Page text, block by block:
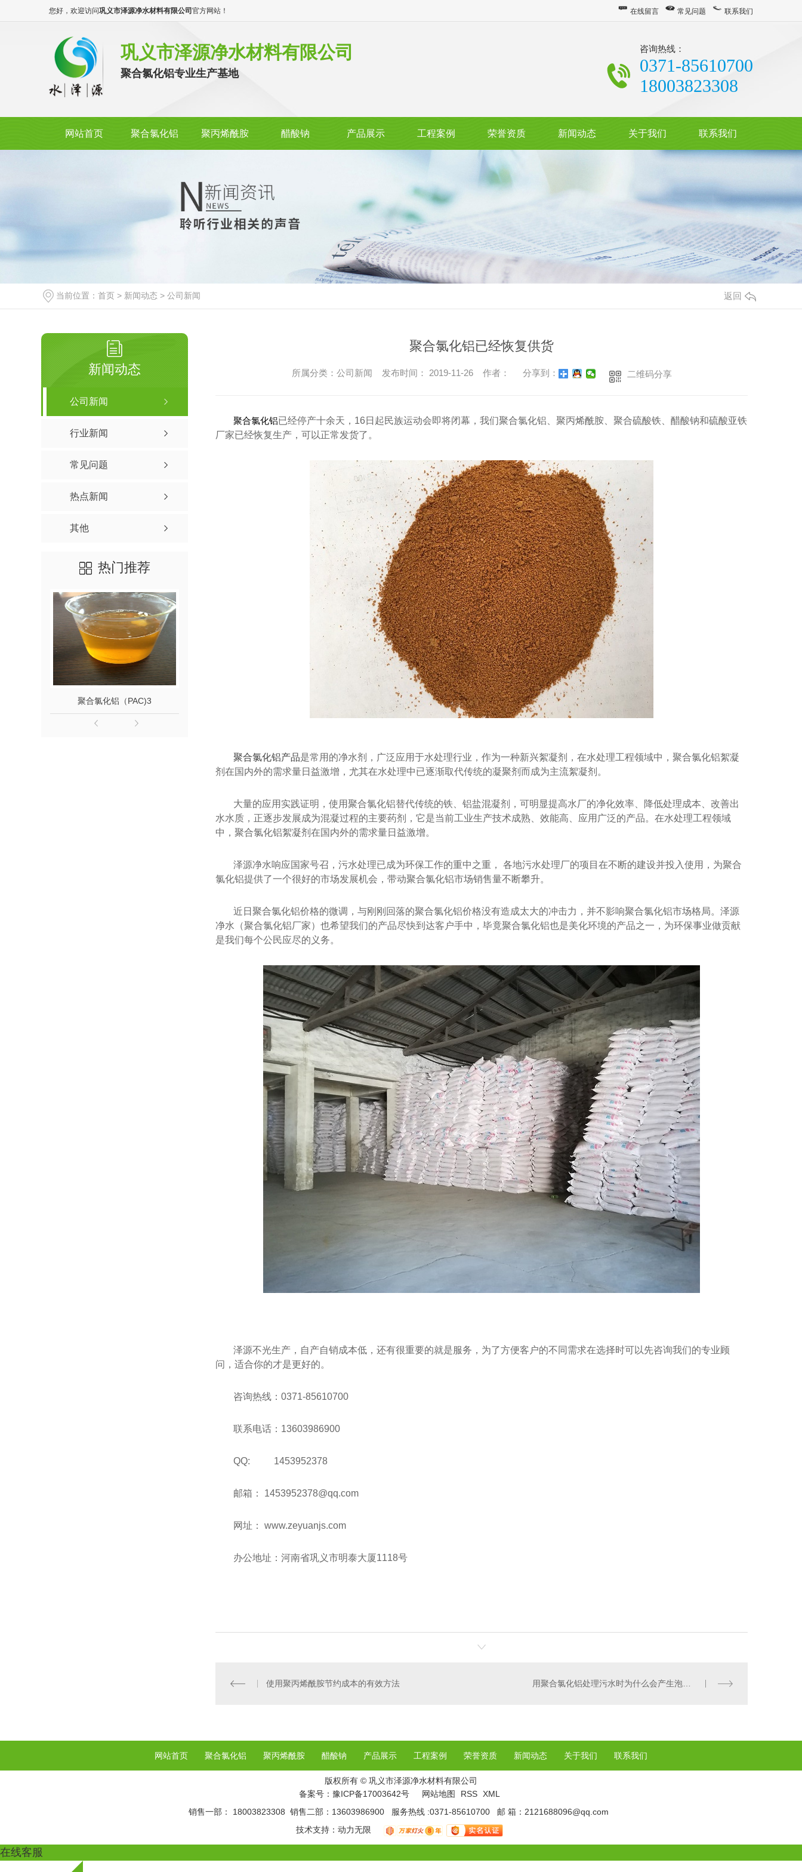
您好，欢迎访问巩义市泽源净水材料有限公司 官方网站！ 在线留言 常见问题 联系我们
巩义市泽源净水材料有限公司
聚合氯化铝专业生产基地
咨询热线：
0371-85610700
18003823308
网站首页 聚合氯化铝 聚丙烯酰胺 醋酸钠 产品展示 工程案例 荣誉资质 新闻动态 关于我们 联系我们
当前位置： 首页 > 新闻动态 > 公司新闻 返回
新闻动态
公司新闻
行业新闻
常见问题
热点新闻
其他
热门推荐
聚合氯化铝（PAC)3 银川聚丙烯酰胺（阳离子） 聚丙烯酰胺PAM(阳离子进口)
聚合氯化铝已经恢复供货
所属分类：公司新闻 发布时间： 2019-11-26 作者： 分享到： 二维码分享
聚合氯化铝已经停产十余天， 16日起民族运动会即将闭幕，我们聚合氯化铝、聚丙烯酰胺、聚合硫酸铁、醋酸钠和硫酸亚铁
厂家已经恢复生产，可以正常发货了。
聚合氯化铝产品是常用的净水剂，广泛应用于水处理行业，作为一种新兴絮凝剂，在水处理工程领域中，聚合氯化铝絮凝
剂在国内外的需求量日益激增，尤其在水处理中已逐渐取代传统的凝聚剂而成为主流絮凝剂。
大量的应用实践证明，使用聚合氯化铝替代传统的铁、铝盐混凝剂，可明显提高水厂的净化效率、降低处理成本、改善出
水水质，正逐步发展成为混凝过程的主要药剂，它是当前工业生产技术成熟、效能高、应用广泛的产品。在水处理工程领域
中，聚合氯化铝絮凝剂在国内外的需求量日益激增。
泽源净水响应国家号召，污水处理已成为环保工作的重中之重， 各地污水处理厂的项目在不断的建设并投入使用，为聚合
氯化铝提供了一个很好的市场发展机会，带动聚合氯化铝市场销售量不断攀升。
近日聚合氯化铝价格的微调，与刚刚回落的聚合氯化铝价格没有造成太大的冲击力，并不影响聚合氯化铝市场格局。泽源
净水（聚合氯化铝厂家）也希望我们的产品尽快到达客户手中，毕竟聚合氯化铝也是美化环境的产品之一，为环保事业做贡献
是我们每个公民应尽的义务。
泽源不光生产，自产自销成本低，还有很重要的就是服务，为了方便客户的不同需求在选择时可以先咨询我们的专业顾
问，适合你的才是更好的。
咨询热线：0371-85610700
联系电话： 13603986900
QQ: 1453952378
邮箱： 1453952378@qq.com
网址： www.zeyuanjs.com
办公地址：河南省巩义市明泰大厦1118号
使用聚丙烯酰胺节约成本的有效方法 用聚合氯化铝处理污水时为什么会产生泡沫呢？
网站首页 聚合氯化铝 聚丙烯酰胺 醋酸钠 产品展示 工程案例 荣誉资质 新闻动态 关于我们 联系我们
版权所有 © 巩义市泽源净水材料有限公司
备案号： 豫ICP备17003642号 网站地图 RSS XML
销售一部： 18003823308 销售二部：13603986900 服务热线 :0371-85610700 邮 箱：2121688096@qq.com
技术支持： 动力无限
在线客服